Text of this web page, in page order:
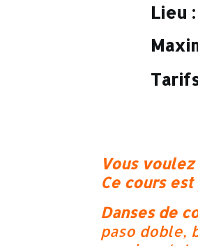
Lieu :
Vous
Ce cours
Danses de
paso doble,